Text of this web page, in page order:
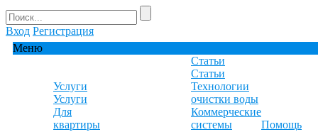
Вход Регистрация
Меню
Услуги
Услуги
Для
квартиры
Статьи
Статьи
Технологии
очистки воды
Коммерческие
системы
Помощь